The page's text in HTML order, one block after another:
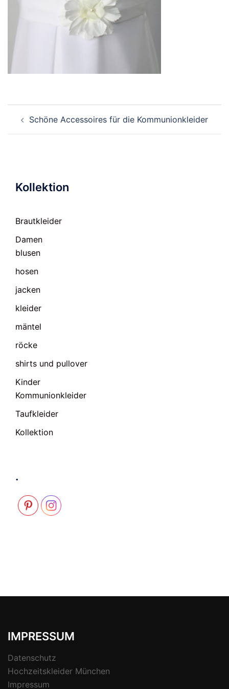
Schöne Accessoires für die Kommunionkleider
Kollektion
Brautkleider
Damen
blusen
hosen
jacken
kleider
mäntel
röcke
shirts und pullover
Kinder
Kommunionkleider
Taufkleider
Kollektion
.
IMPRESSUM
Datenschutz
Hochzeitskleider München
Impressum